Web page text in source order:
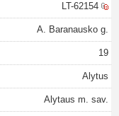
LT-62154
A. Baranausko g.
19
Alytus
Alytaus m. sav.